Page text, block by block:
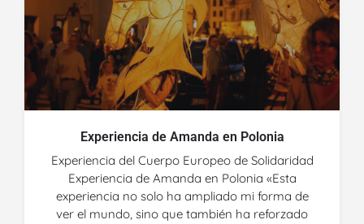
Experiencia de Amanda en Polonia
Experiencia del Cuerpo Europeo de Solidaridad
Experiencia de Amanda en Polonia «Esta
experiencia no solo ha ampliado mi forma de
ver el mundo, sino que también ha reforzado